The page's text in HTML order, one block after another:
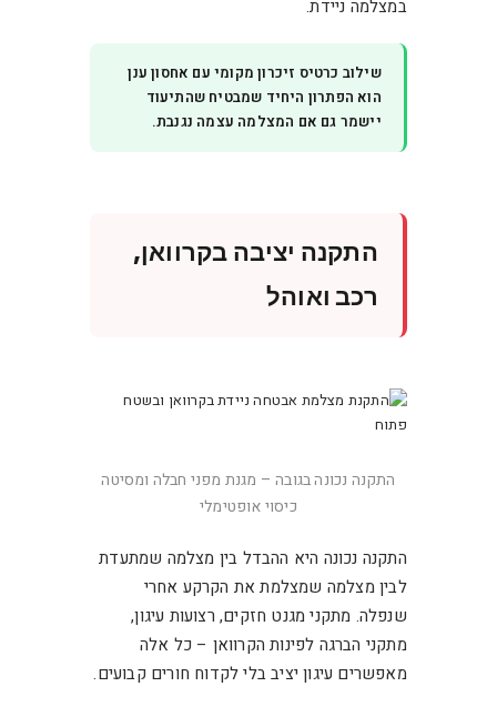
במצלמה ניידת.
שילוב כרטיס זיכרון מקומי עם אחסון ענן
הוא הפתרון היחיד שמבטיח שהתיעוד
יישמר גם אם המצלמה עצמה נגנבת.
התקנה יציבה בקרוואן,
רכב ואוהל
התקנה נכונה בגובה – מגנת מפני חבלה ומסיטה
כיסוי אופטימלי
התקנה נכונה היא ההבדל בין מצלמה שמתעדת
לבין מצלמה שמצלמת את הקרקע אחרי
שנפלה. מתקני מגנט חזקים, רצועות עיגון,
מתקני הברגה לפינות הקרוואן – כל אלה
מאפשרים עיגון יציב בלי לקדוח חורים קבועים.